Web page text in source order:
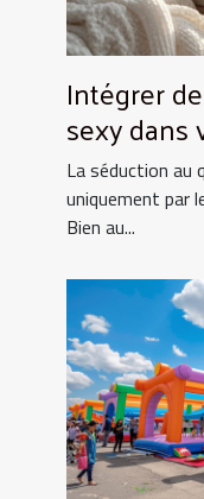
Intégrer
sexy dans
Astuces
La séduction au
uniquement par
Bien au...